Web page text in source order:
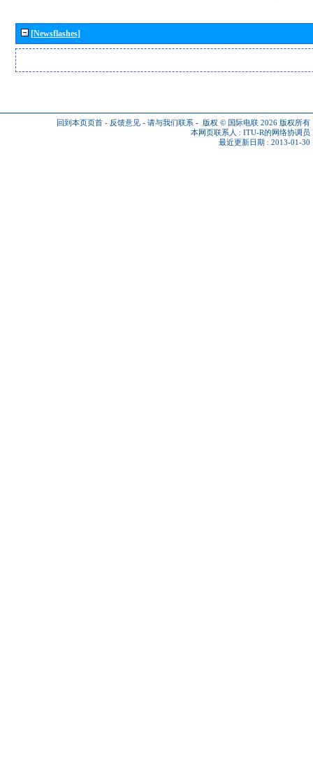
[Newsflashes]
回到本页页首 - 反馈意见 - 请与我们联系 - 版权 © 国际电联 2026 版权所有
本网页联系人 : ITU-R的网络协调员
最近更新日期 : 2013-01-30